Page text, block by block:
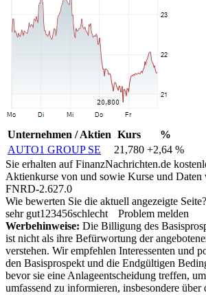
Unternehmen / Aktien Kurs
%
AUTO1 GROUP SE
21,780 +2,64 %
Sie erhalten auf FinanzNachrichten.de
Aktienkurse von und sowie Kurse und Daten
FNRD-2.627.0
Wie bewerten Sie die aktuell angezeigte Seite?
sehr gut1 23456schlecht
Problem melden
Werbehinweise: Die Billigung des
ist nicht als ihre Befürwortung der
verstehen. Wir empfehlen Interessenten und
den Basisprospekt und die Endgültigen
bevor sie eine Anlageentscheidung treffen,
umfassend zu informieren, insbesondere über